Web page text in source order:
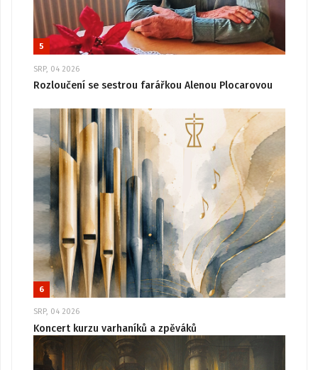
5
SRP, 04 2026
Rozloučení se sestrou farářkou Alenou Plocarovou
6
SRP, 04 2026
Koncert kurzu varhaníků a zpěváků